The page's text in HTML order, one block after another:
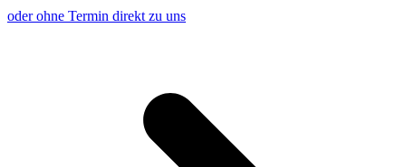
oder ohne Termin direkt zu uns